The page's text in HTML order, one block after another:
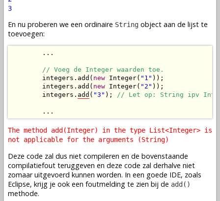
3
En nu proberen we een ordinaire String object aan de lijst te
toevoegen:
        ...
// Voeg de Integer waarden toe.
        integers.add(
new Integer( "1" ));
        integers.add(
new Integer( "2" ));
        integers.
add ( "3" ); // Let op: String ipv
        ...
The method add(Integer) in the type List<Integer> is
not applicable for the arguments (String)
Deze code zal dus niet compileren en de bovenstaande
compilatiefout teruggeven en deze code zal derhalve niet
zomaar uitgevoerd kunnen worden. In een goede IDE, zoals
Eclipse, krijg je ook een foutmelding te zien bij de add()
methode.